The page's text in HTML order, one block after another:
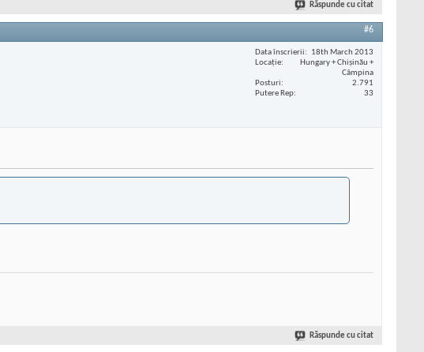
Răspunde cu citat
#6
Data înscrierii
18th March 2013
Locaţie
Hungary + Chișinău +
Câmpina
Posturi
2.791
Putere Rep
33
Răspunde cu citat